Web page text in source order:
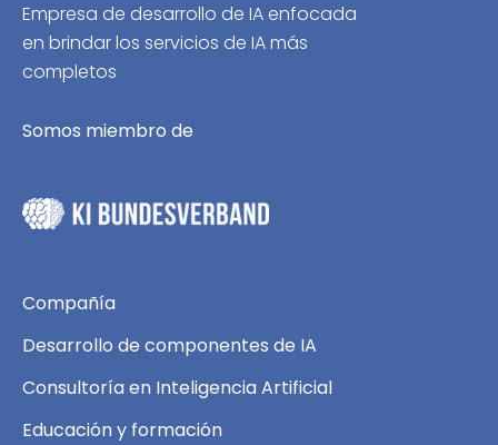
Empresa de desarrollo de IA enfocada
en brindar los servicios de IA más
completos
Somos miembro de
Compañía
Desarrollo de componentes de IA
Consultoría en Inteligencia Artificial
Educación y formación